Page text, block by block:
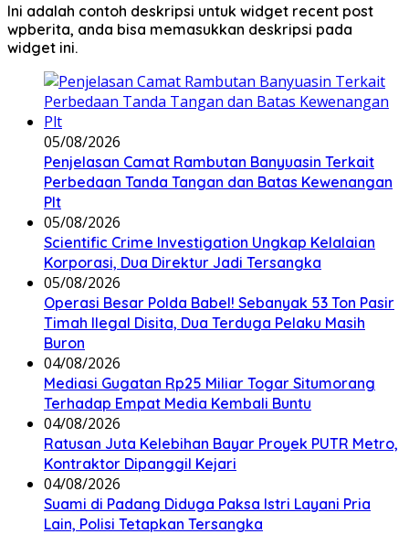
Ini adalah contoh deskripsi untuk widget recent post
wpberita, anda bisa memasukkan deskripsi pada
widget ini.
05/08/2026
Penjelasan Camat Rambutan Banyuasin Terkait
Perbedaan Tanda Tangan dan Batas Kewenangan
Plt
05/08/2026
Scientific Crime Investigation Ungkap Kelalaian
Korporasi, Dua Direktur Jadi Tersangka
05/08/2026
Operasi Besar Polda Babel! Sebanyak 53 Ton Pasir
Timah Ilegal Disita, Dua Terduga Pelaku Masih
Buron
04/08/2026
Mediasi Gugatan Rp25 Miliar Togar Situmorang
Terhadap Empat Media Kembali Buntu
04/08/2026
Ratusan Juta Kelebihan Bayar Proyek PUTR Metro,
Kontraktor Dipanggil Kejari
04/08/2026
Suami di Padang Diduga Paksa Istri Layani Pria
Lain, Polisi Tetapkan Tersangka